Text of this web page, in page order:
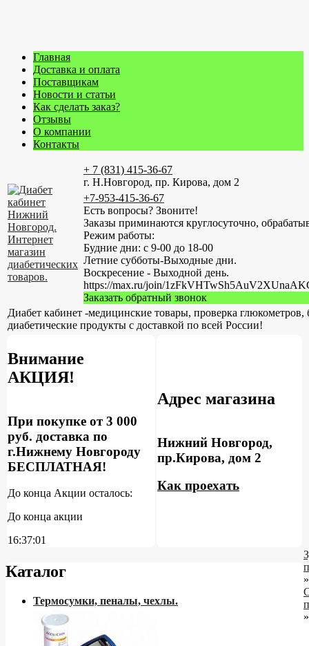
Главная
Доставка и оплата
Поставщикам
Новости и статьи
Как сделать заказ?
Отзывы
О компании
Контакты
+ 7 (831) 415-36-67
г. Н.Новгород, пр. Кирова, дом 2
+7-953-415-36-67
Есть вопросы? Звоните!
Заказы приминаются круглосуточно,
Режим работы:
Будние дни: с 9-00 до 18-00
Летние субботы-Выходные дни.
Воскресение - Выходной день.
https://max.ru/join/
Заказать обратный звонок
Диабет кабинет -медицинские товары, проверка глюкометров,
диабетические продукты с доставкой по всей России!
Внимание
АКЦИЯ!
При покупке от 3 000
руб. доставка по
г.Нижнему Новгороду
БЕСПЛАТНАЯ!
До конца Акции осталось:
До конца акции
16:37:00
Адрес магазина
Нижний Новгород,
пр.Кирова, дом 2
Как проехать
Каталог
Термосумки, пеналы, чехлы.
»
»